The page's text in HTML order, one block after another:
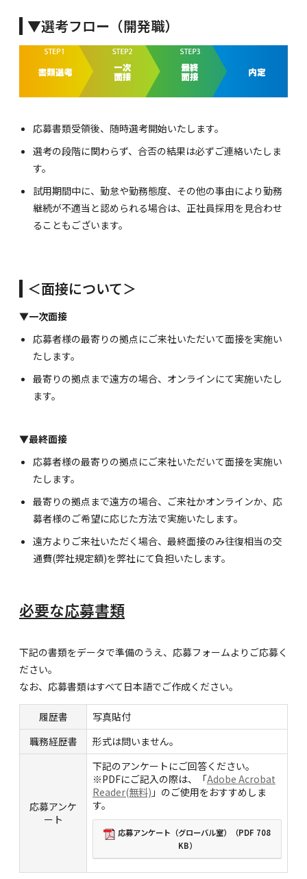
▼選考フロー（開発職）
応募書類受領後、随時選考開始いたします。
選考の段階に関わらず、合否の結果は必ずご連絡いたしま
す。
試用期間中に、勤怠や勤務態度、その他の事由により勤務
継続が不適当と認められる場合は、正社員採用を見合わせ
ることもございます。
＜面接について＞
▼一次面接
応募者様の最寄りの拠点にご来社いただいて面接を実施い
たします。
最寄りの拠点まで遠方の場合、オンラインにて実施いたし
ます。
▼最終面接
応募者様の最寄りの拠点にご来社いただいて面接を実施い
たします。
最寄りの拠点まで遠方の場合、ご来社かオンラインか、応
募者様のご希望に応じた方法で実施いたします。
遠方よりご来社いただく場合、最終面接のみ往復相当の交
通費(弊社規定額)を弊社にて負担いたします。
必要な応募書類
下記の書類をデータで準備のうえ、応募フォームよりご応募く
ださい。
なお、応募書類はすべて日本語でご作成ください。
履歴書
写真貼付
職務経歴書
形式は問いません。
応募アンケ
ート
下記のアンケートにご回答ください。
※PDFにご記入の際は、「Adobe Acrobat
Reader(無料) 」のご使用をおすすめしま
す。
応募アンケート（グローバル室）（PDF 708
KB）